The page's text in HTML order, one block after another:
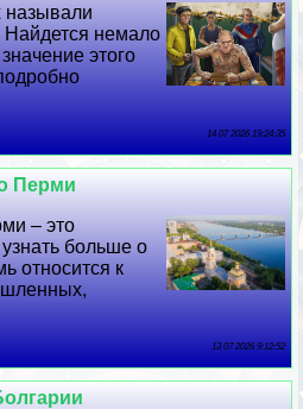
называли
немало
этого
14 07 2026 19:24:35
Перми
– это
больше о
относится к
13 07 2026 9:12:52